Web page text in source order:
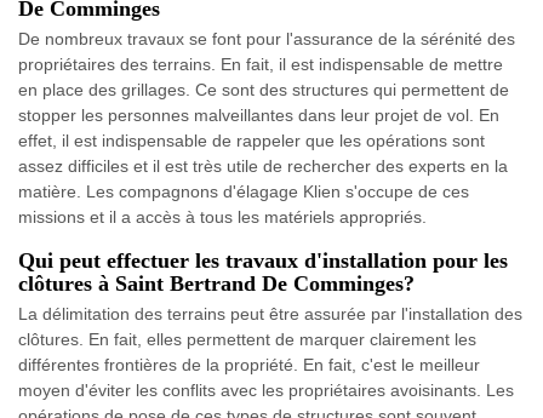
De Comminges
De nombreux travaux se font pour l'assurance de la sérénité des
propriétaires des terrains. En fait, il est indispensable de mettre
en place des grillages. Ce sont des structures qui permettent de
stopper les personnes malveillantes dans leur projet de vol. En
effet, il est indispensable de rappeler que les opérations sont
assez difficiles et il est très utile de rechercher des experts en la
matière. Les compagnons d'élagage Klien s'occupe de ces
missions et il a accès à tous les matériels appropriés.
Qui peut effectuer les travaux d'installation pour les
clôtures à Saint Bertrand De Comminges?
La délimitation des terrains peut être assurée par l'installation des
clôtures. En fait, elles permettent de marquer clairement les
différentes frontières de la propriété. En fait, c'est le meilleur
moyen d'éviter les conflits avec les propriétaires avoisinants. Les